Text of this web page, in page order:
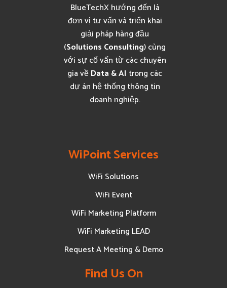
BlueTechX hướng đến là
đơn vị tư vấn và triển khai
giải pháp hàng đầu
(Solutions Consulting) cùng
với sự cố vấn từ các chuyên
gia vềData & AI trong các
dự án hệ thống thông tin
doanh nghiệp.
WiPoint Services
WiFi Solutions
WiFi Event
WiFi Marketing Platform
WiFi Marketing LEAD
Request A Meeting & Demo
Find Us On